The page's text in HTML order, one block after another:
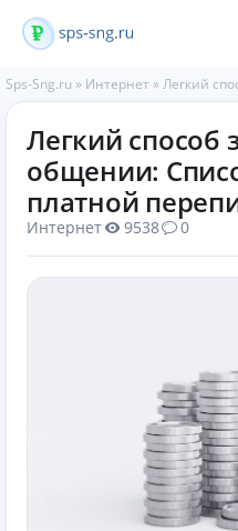
Sps-Sng.ru » Интернет »Легкий
Легкий способ
общении:
платной
Интернет 9538 0